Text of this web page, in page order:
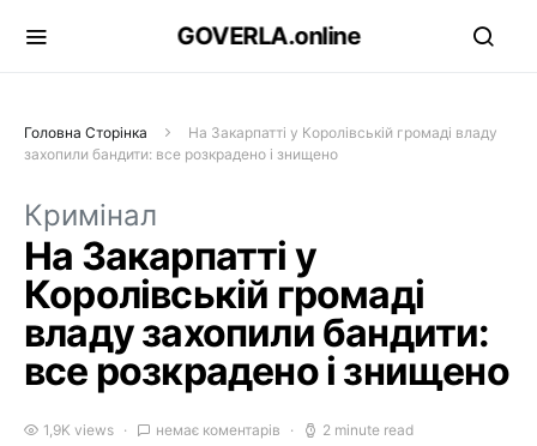
GOVERLA.online
Головна Сторінка
На Закарпатті у Королівській громаді владу
захопили бандити: все розкрадено і знищено
Кримінал
На Закарпатті у
Королівській громаді
владу захопили бандити:
все розкрадено і знищено
1,9K views немає коментарів 2 minute read